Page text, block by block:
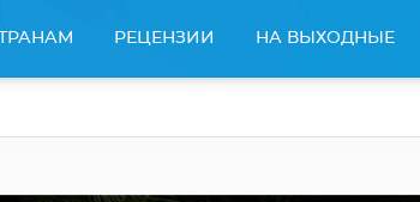
РЕЦЕНЗИИ НА ВЫХОДНЫЕ